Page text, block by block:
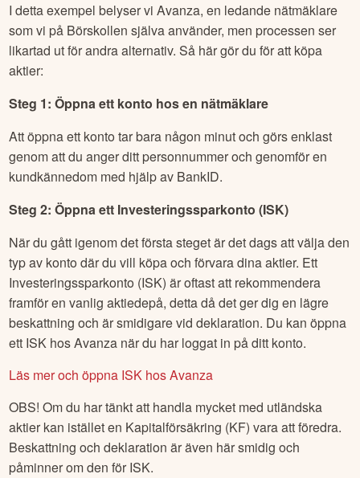
I detta exempel belyser vi Avanza, en ledande nätmäklare
som vi på Börskollen själva använder, men processen ser
likartad ut för andra alternativ. Så här gör du för att köpa
aktier:
Steg 1: Öppna ett konto hos en nätmäklare
Att öppna ett konto tar bara någon minut och görs enklast
genom att du anger ditt personnummer och genomför en
kundkännedom med hjälp av BankID.
Steg 2: Öppna ett Investeringssparkonto (ISK)
När du gått igenom det första steget är det dags att välja den
typ av konto där du vill köpa och förvara dina aktier. Ett
Investeringssparkonto (ISK) är oftast att rekommendera
framför en vanlig aktiedepå, detta då det ger dig en lägre
beskattning och är smidigare vid deklaration. Du kan öppna
ett ISK hos Avanza när du har loggat in på ditt konto.
Läs mer och öppna ISK hos Avanza
OBS! Om du har tänkt att handla mycket med utländska
aktier kan istället en Kapitalförsäkring (KF) vara att föredra.
Beskattning och deklaration är även här smidig och
påminner om den för ISK.